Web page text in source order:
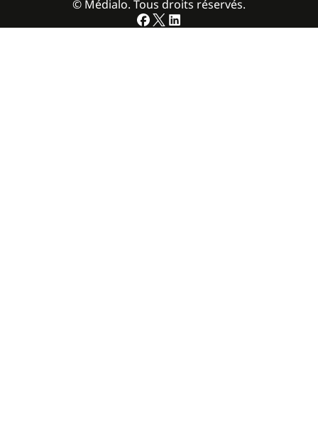
© Médialo. Tous droits réservés.